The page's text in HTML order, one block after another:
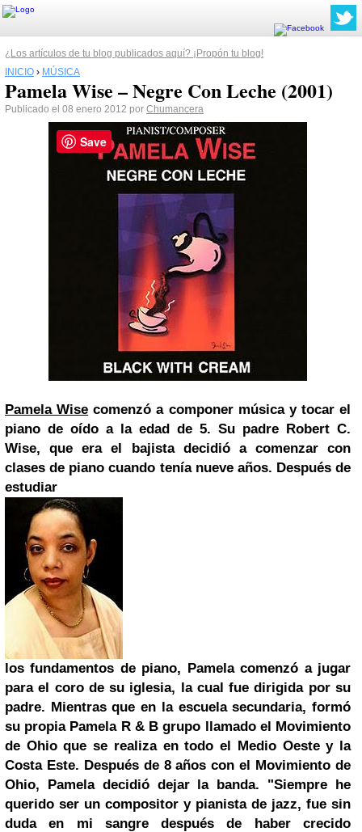
¿Los artículos de tu blog publicados aquí? ¡Propón tu blog!
INICIO › MÚSICA
Pamela Wise – Negre Con Leche (2001)
Publicado el 08 enero 2012 por Chumancera
Pamela Wise comenzó a componer música y tocar el
piano de oído a la edad de 5. Su padre Robert C.
Wise, que era el bajista decidió a comenzar con
clases de piano cuando tenía nueve años. Después de
estudiar
los fundamentos de piano, Pamela comenzó a jugar
para el coro de su iglesia, la cual fue dirigida por su
padre. Mientras que en la escuela secundaria, formó
su propia Pamela R & B grupo llamado el Movimiento
de Ohio que se realiza en todo el Medio Oeste y la
Costa Este. Después de 8 años con el Movimiento de
Ohio, Pamela decidió dejar la banda. "Siempre he
querido ser un compositor y pianista de jazz, fue sin
duda en mi sangre después de haber crecido
Save